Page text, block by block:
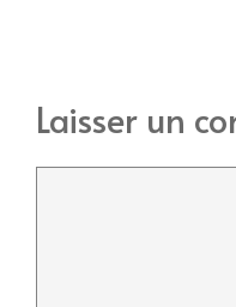
Laisser un